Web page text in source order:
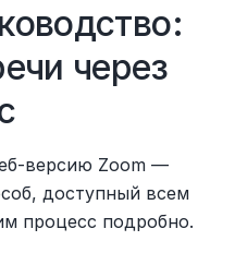
через
версию Zoom —
доступный всем
процесс подробно.